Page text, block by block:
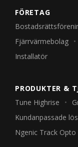
FÖRETAG
Fjärrvärmebolag
Installatör
PRODUKTER &
Tune Highrise
Kundanpassade
Ngenic Track Opto